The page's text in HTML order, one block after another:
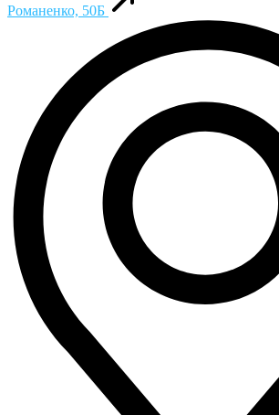
Романенко, 50Б